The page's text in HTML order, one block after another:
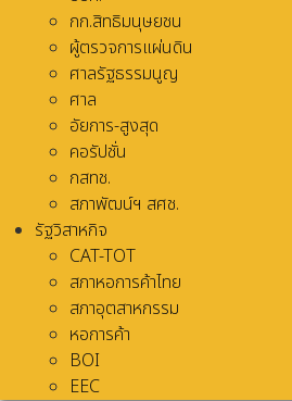
กก.สิทธิมนุษยชน
ผู้ตรวจการแผ่นดิน
ศาลรัฐธรรมนูญ
ศาล
อัยการ-สูงสุด
คอรัปชั่น
กสทช.
สภาพัฒน์ฯ สศช.
รัฐวิสาหกิจ
CAT-TOT
สภาหอการค้าไทย
สภาอุตสาหกรรม
หอการค้า
BOI
EEC